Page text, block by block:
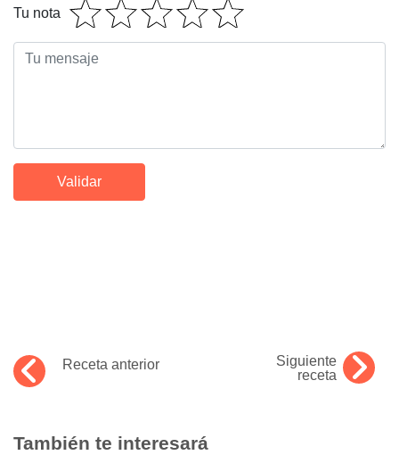
Tu nota
Receta anterior
Siguiente
receta
También te interesará